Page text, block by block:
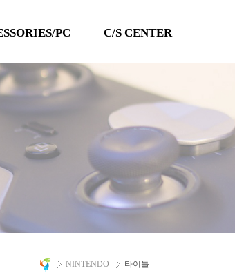
PC
PC 타이틀
C/S CENTER
이벤트
Q&A
자료실
A/S 문의
NINTENDO 타이틀